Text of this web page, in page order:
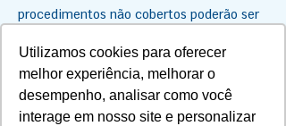
Utilizamos cookies para oferecer
melhor experiência, melhorar o
desempenho, analisar como você
interage em nosso site e personalizar
procedimentos não cobertos poderão ser
convênio firmado entre Saúde PAS e a
ServiCOOP (de acordo com os critérios da
empresa).